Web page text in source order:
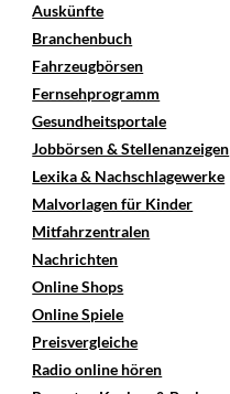
Auskünfte
Branchenbuch
Fahrzeugbörsen
Fernsehprogramm
Gesundheitsportale
Jobbörsen & Stellenanzeigen
Lexika & Nachschlagewerke
Malvorlagen für Kinder
Mitfahrzentralen
Nachrichten
Online Shops
Online Spiele
Preisvergleiche
Radio online hören